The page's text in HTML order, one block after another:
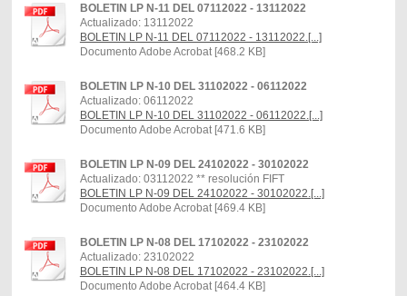
BOLETIN LP N-11 DEL 07112022 - 13112022
Actualizado: 13112022
BOLETIN LP N-11 DEL 07112022 - 13112022.[...]
Documento Adobe Acrobat [468.2 KB]
BOLETIN LP N-10 DEL 31102022 - 06112022
Actualizado: 06112022
BOLETIN LP N-10 DEL 31102022 - 06112022.[...]
Documento Adobe Acrobat [471.6 KB]
BOLETIN LP N-09 DEL 24102022 - 30102022
Actualizado: 03112022 ** resolución FIFT
BOLETIN LP N-09 DEL 24102022 - 30102022.[...]
Documento Adobe Acrobat [469.4 KB]
BOLETIN LP N-08 DEL 17102022 - 23102022
Actualizado: 23102022
BOLETIN LP N-08 DEL 17102022 - 23102022.[...]
Documento Adobe Acrobat [464.4 KB]